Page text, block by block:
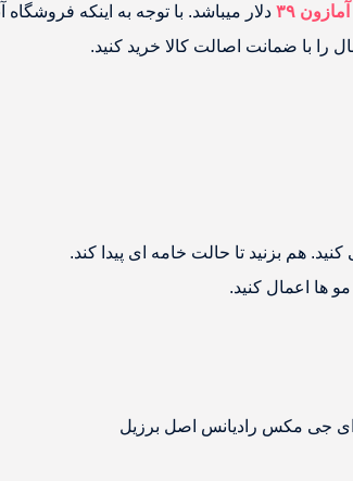
آمازون ۳۹ دلار میباشد. با توجه به اینکه فروشگاه
را با ضمانت اصالت کالا خرید کنید.